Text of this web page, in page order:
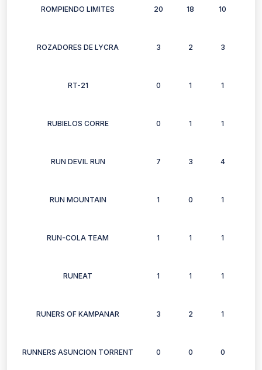
ROMPIENDO LIMITES 20 18 10
ROZADORES DE LYCRA 3 2 3
RT-21 0 1 1
RUBIELOS CORRE 0 1 1
RUN DEVIL RUN 7 3 4
RUN MOUNTAIN 1 0 1
RUN-COLA TEAM 1 1 1
RUNEAT 1 1 1
RUNERS OF KAMPANAR 3 2 1
RUNNERS ASUNCION TORRENT 0 0 0